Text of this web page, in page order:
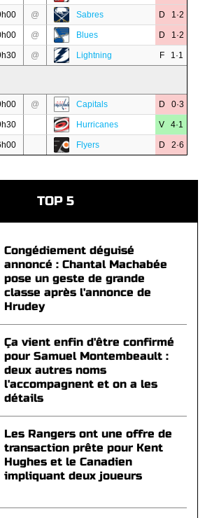
@ Sabres D 1·2
@ Blues D 1·2
@ Lightning F 1·1
@ Capitals D 0·3
Hurricanes V 4·1
Flyers D 2·6
TOP 5
Congédiement déguisé
annoncé : Chantal Machabée
pose un geste de grande
classe après l'annonce de
Hrudey
Ça vient enfin d'être confirmé
pour Samuel Montembeault :
deux autres noms
l'accompagnent et on a les
détails
Les Rangers ont une offre de
transaction prête pour Kent
Hughes et le Canadien
impliquant deux joueurs